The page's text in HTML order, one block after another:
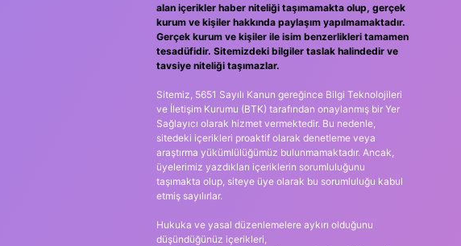
alan içerikler haber niteliği taşımamakta olup, gerçek
kurum ve kişiler hakkında paylaşım yapılmamaktadır.
Gerçek kurum ve kişiler ile isim benzerlikleri tamamen
tesadüfidir. Sitemizdeki bilgiler taslak halindedir ve
tavsiye niteliği taşımazlar.
Sitemiz, 5651 Sayılı Kanun gereğince Bilgi Teknolojileri
ve İletişim Kurumu (BTK) tarafından onaylanmış bir Yer
Sağlayıcı olarak hizmet vermektedir. Bu nedenle,
sitedeki içerikleri proaktif olarak denetleme veya
araştırma yükümlülüğümüz bulunmamaktadır. Ancak,
üyelerimiz yazdıkları içeriklerin sorumluluğunu
taşımakta olup, siteye üye olarak bu sorumluluğu kabul
etmiş sayılırlar.
Hukuka ve yasal düzenlemelere aykırı olduğunu
düşündüğünüz içerikleri,